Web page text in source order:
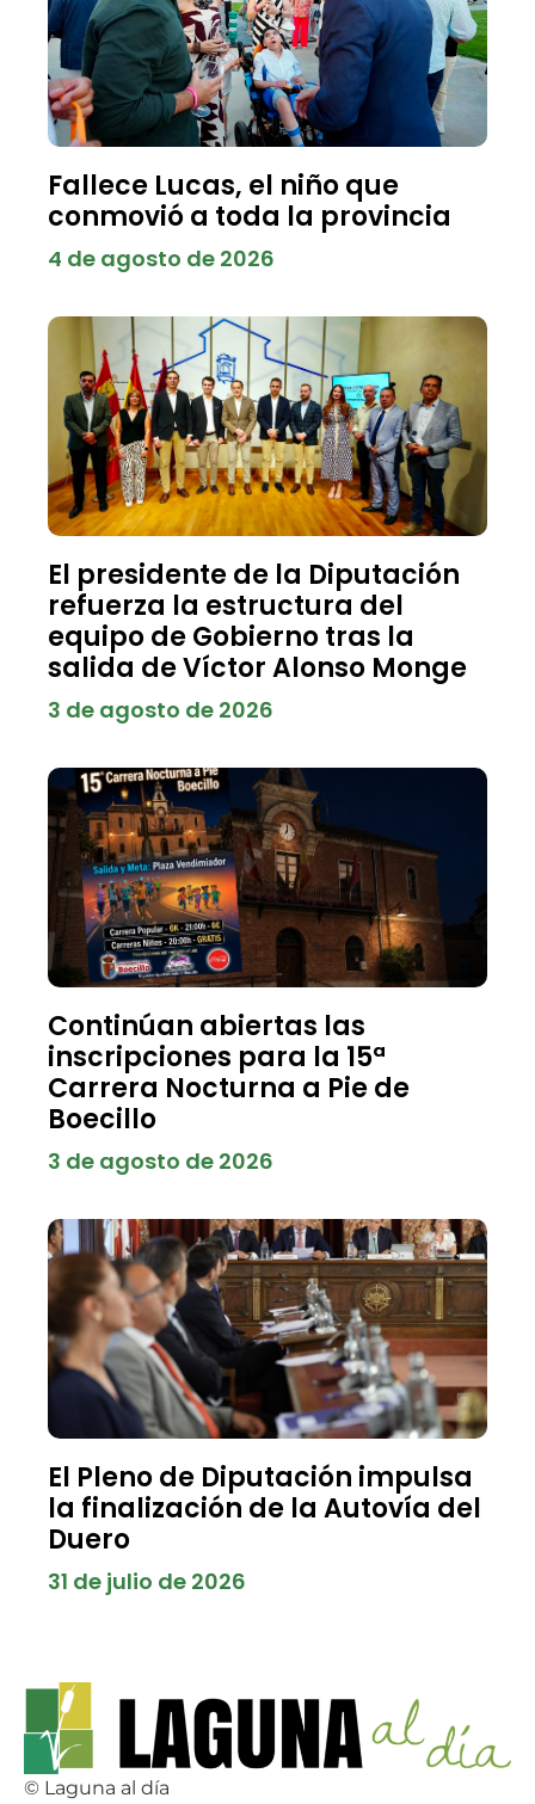
Fallece Lucas, el niño que
conmovió a toda la provincia
4 de agosto de 2026
El presidente de la Diputación
refuerza la estructura del
equipo de Gobierno tras la
salida de Víctor Alonso Monge
3 de agosto de 2026
Continúan abiertas las
inscripciones para la 15ª
Carrera Nocturna a Pie de
Boecillo
3 de agosto de 2026
El Pleno de Diputación impulsa
la finalización de la Autovía del
Duero
31 de julio de 2026
© Laguna al día